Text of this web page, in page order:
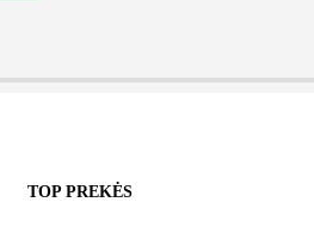
TOP PREKĖS